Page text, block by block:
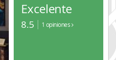
Excelente
8.5 1 opiniones